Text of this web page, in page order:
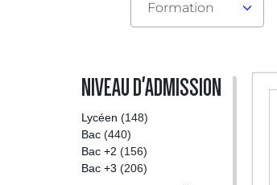
Formation
NIVEAU D'ADMISSION
Lycéen (148)
Bac (440)
Bac +2 (156)
Bac +3 (206)